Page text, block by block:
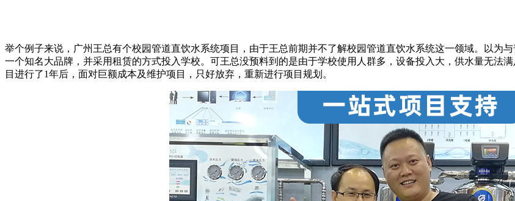
举个例子来说，广州王总有个校园管道直饮水系统项目，由于王总前期并不了解校园管道直饮水系统这一领域。以为
一个知名大品牌，并采用租赁的方式投入学校。可王总没预料到的是由于学校使用人群多，设备投入大，供水量无法
目进行了1年后，面对巨额成本及维护项目，只好放弃，重新进行项目规划。